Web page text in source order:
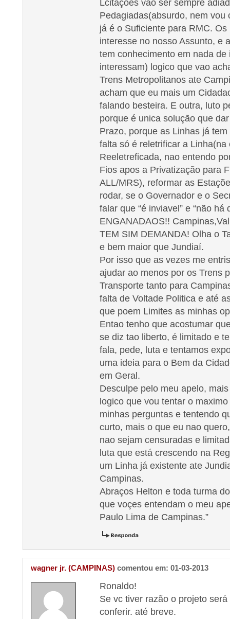
Lcitaçoes vao ser sempre
Pedagiadas(absurdo, nem vou
já é o Suficiente para RMC.
interesse no nosso Assunto, e
tem conhecimento em nada
interessam) logico que vao
Trens Metropolitanos ate
acham que eu mais um
falando besteira. E outra, luto
porque é unica solução que
Prazo, porque as Linhas já
falta só é reletrificar a Linha(na
Reeletreficada, nao entendo
Fios apos a Privatização para
ALL/MRS), reformar as
rodar, se o Governador e o
falar que “é inviavel” e “não há
ENGANADAOS!!
TEM SIM DEMANDA! Olha o
e bem maior que Jundiaí.
Por isso que as vezes me
ajudar ao menos por os Trens
Transporte tanto para
falta de Voltade Politica e até
que poem Limites as minhas
Entao tenho que acostumar
se diz tao liberto, é limitado e
fala, pede, luta e tentamos
uma ideia para o Bem da
em Geral.
Desculpe pelo meu apelo,
logico que vou tentar o
minhas perguntas e tentendo
curto, mais o que eu nao
nao sejam censuradas e
luta que está crescendo na
um Linha já existente ate
Campinas.
Abraços Helton e toda turma
que voçes entendam o meu
Paulo Lima de Campinas.”
wagner jr. (CAMPINAS) comentou em: 01-03-2013
Ronaldo!
Se vc tiver razão o projeto
conferir. até breve.